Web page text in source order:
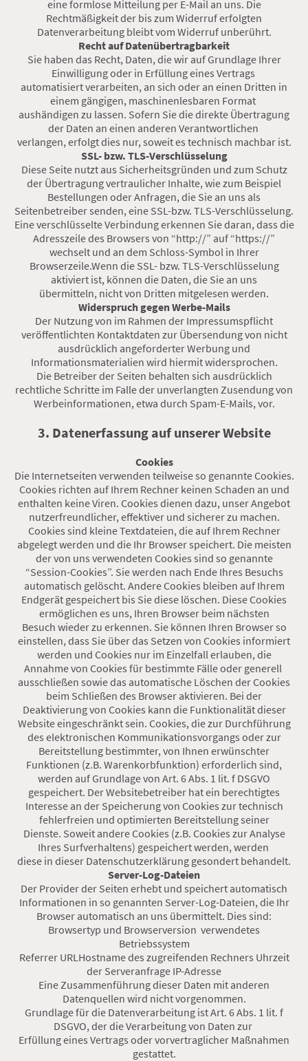
eine formlose Mitteilung per E-Mail an uns. Die
Rechtmäßigkeit der bis zum Widerruf erfolgten
Datenverarbeitung bleibt vom Widerruf unberührt.
Recht auf Datenübertragbarkeit
Sie haben das Recht, Daten, die wir auf Grundlage Ihrer
Einwilligung oder in Erfüllung eines Vertrags
automatisiert verarbeiten, an sich oder an einen Dritten in
einem gängigen, maschinenlesbaren Format
aushändigen zu lassen. Sofern Sie die direkte Übertragung
der Daten an einen anderen Verantwortlichen
verlangen, erfolgt dies nur, soweit es technisch machbar ist.
SSL- bzw. TLS-Verschlüsselung
Diese Seite nutzt aus Sicherheitsgründen und zum Schutz
der Übertragung vertraulicher Inhalte, wie zum Beispiel
Bestellungen oder Anfragen, die Sie an uns als
Seitenbetreiber senden, eine SSL-bzw. TLS-Verschlüsselung.
Eine verschlüsselte Verbindung erkennen Sie daran, dass die
Adresszeile des Browsers von “http://” auf “https://”
wechselt und an dem Schloss-Symbol in Ihrer
Browserzeile.Wenn die SSL- bzw. TLS-Verschlüsselung
aktiviert ist, können die Daten, die Sie an uns
übermitteln, nicht von Dritten mitgelesen werden.
Widerspruch gegen Werbe-Mails
Der Nutzung von im Rahmen der Impressumspflicht
veröffentlichten Kontaktdaten zur Übersendung von nicht
ausdrücklich angeforderter Werbung und
Informationsmaterialien wird hiermit widersprochen.
Die Betreiber der Seiten behalten sich ausdrücklich
rechtliche Schritte im Falle der unverlangten Zusendung von
Werbeinformationen, etwa durch Spam-E-Mails, vor.
3. Datenerfassung auf unserer Website
Cookies
Die Internetseiten verwenden teilweise so genannte Cookies.
Cookies richten auf Ihrem Rechner keinen Schaden an und
enthalten keine Viren. Cookies dienen dazu, unser Angebot
nutzerfreundlicher, effektiver und sicherer zu machen.
Cookies sind kleine Textdateien, die auf Ihrem Rechner
abgelegt werden und die Ihr Browser speichert. Die meisten
der von uns verwendeten Cookies sind so genannte
“Session-Cookies”. Sie werden nach Ende Ihres Besuchs
automatisch gelöscht. Andere Cookies bleiben auf Ihrem
Endgerät gespeichert bis Sie diese löschen. Diese Cookies
ermöglichen es uns, Ihren Browser beim nächsten
Besuch wieder zu erkennen. Sie können Ihren Browser so
einstellen, dass Sie über das Setzen von Cookies informiert
werden und Cookies nur im Einzelfall erlauben, die
Annahme von Cookies für bestimmte Fälle oder generell
ausschließen sowie das automatische Löschen der Cookies
beim Schließen des Browser aktivieren. Bei der
Deaktivierung von Cookies kann die Funktionalität dieser
Website eingeschränkt sein. Cookies, die zur Durchführung
des elektronischen Kommunikationsvorgangs oder zur
Bereitstellung bestimmter, von Ihnen erwünschter
Funktionen (z.B. Warenkorbfunktion) erforderlich sind,
werden auf Grundlage von Art. 6 Abs. 1 lit. f DSGVO
gespeichert. Der Websitebetreiber hat ein berechtigtes
Interesse an der Speicherung von Cookies zur technisch
fehlerfreien und optimierten Bereitstellung seiner
Dienste. Soweit andere Cookies (z.B. Cookies zur Analyse
Ihres Surfverhaltens) gespeichert werden, werden
diese in dieser Datenschutzerklärung gesondert behandelt.
Server-Log-Dateien
Der Provider der Seiten erhebt und speichert automatisch
Informationen in so genannten Server-Log-Dateien, die Ihr
Browser automatisch an uns übermittelt. Dies sind:
Browsertyp und Browserversion verwendetes
Betriebssystem
Referrer URLHostname des zugreifenden Rechners Uhrzeit
der Serveranfrage IP-Adresse
Eine Zusammenführung dieser Daten mit anderen
Datenquellen wird nicht vorgenommen.
Grundlage für die Datenverarbeitung ist Art. 6 Abs. 1 lit. f
DSGVO, der die Verarbeitung von Daten zur
Erfüllung eines Vertrags oder vorvertraglicher Maßnahmen
gestattet.